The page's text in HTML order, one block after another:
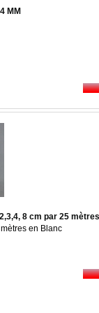
MM
8 cm par 25 mètres
en Blanc